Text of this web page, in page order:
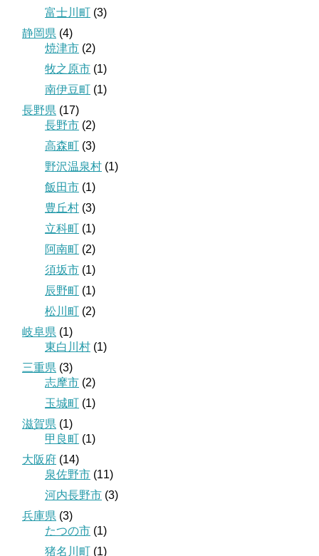
富士川町 (3)
静岡県 (4)
焼津市 (2)
牧之原市 (1)
南伊豆町 (1)
長野県 (17)
長野市 (2)
高森町 (3)
野沢温泉村 (1)
飯田市 (1)
豊丘村 (3)
立科町 (1)
阿南町 (2)
須坂市 (1)
辰野町 (1)
松川町 (2)
岐阜県 (1)
東白川村 (1)
三重県 (3)
志摩市 (2)
玉城町 (1)
滋賀県 (1)
甲良町 (1)
大阪府 (14)
泉佐野市 (11)
河内長野市 (3)
兵庫県 (3)
たつの市 (1)
猪名川町 (1)